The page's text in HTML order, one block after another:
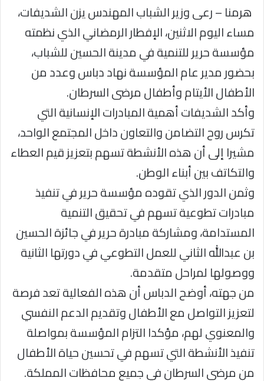
هرمنا – رعى وزير الشباب المهندس يزن الشديفات،
مساء اليوم الاثنين، الإفطار الرمضاني الذي نظمته
مؤسسة حرير للتنمية في مدينة الحسين للشباب،
بحضور مدير عام المؤسسة نهاد دباس وعدد من
الأطفال الأيتام وأطفال مرضى السرطان.
وأكد الشديفات أهمية المبادرات الإنسانية التي
تكرس روح التضامن والتعاون داخل المجتمع الواحد،
مشيرا إلى أن هذه الأنشطة تسهم بتعزيز قيم العطاء
والتكاتف بين أبناء الوطن.
وثمن الدور الذي تقوده مؤسسة حرير في تنفيذ
مبادرات تطوعية تسهم في تحقيق التنمية
المستدامة، ومشاركة مبادرة حرير في جائزة الحسين
بن عبدالله الثاني للعمل التطوعي في دورتها الثانية
ووصولها لمراحل متقدمة.
من جهته، أوضح الدباس أن هذه الفعالية تعد فرصة
لتعزيز التواصل مع الأطفال وتقديم الدعم النفسي
والمعنوي لهم، مؤكدا التزام المؤسسة بمواصلة
تنفيذ الأنشطة التي تسهم في تحسين حياة الأطفال
من مرضى السرطان في جميع محافظات المملكة.